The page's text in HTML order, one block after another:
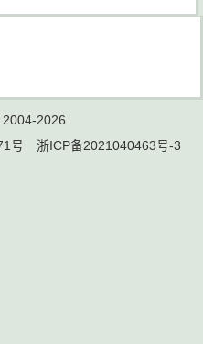
2026
号
浙ICP备2021040463号-3